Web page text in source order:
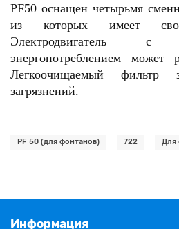
PF50 оснащен четырьмя
из которых имеет
Электродвигатель
энергопотреблением может
Легкоочищаемый
загрязнений.
PF 50 (для фонтанов) 722 Для
Информация